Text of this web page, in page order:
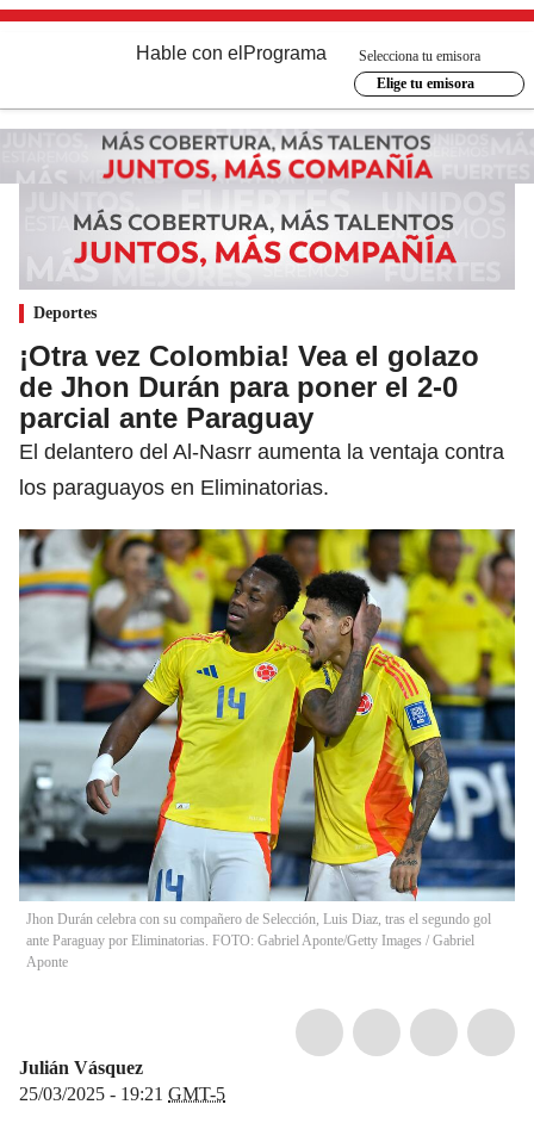
Hable con el Programa
Selecciona tu emisora
Elige tu emisora
Deportes
¡Otra vez Colombia! Vea el golazo
de Jhon Durán para poner el 2-0
parcial ante Paraguay
El delantero del Al-Nasrr aumenta la ventaja contra
los paraguayos en Eliminatorias.
Jhon Durán celebra con su compañero de Selección, Luis Diaz, tras el segundo gol
ante Paraguay por Eliminatorias. FOTO: Gabriel Aponte/Getty Images / Gabriel
Aponte
Julián Vásquez
25/03/2025 - 19:21 GMT-5